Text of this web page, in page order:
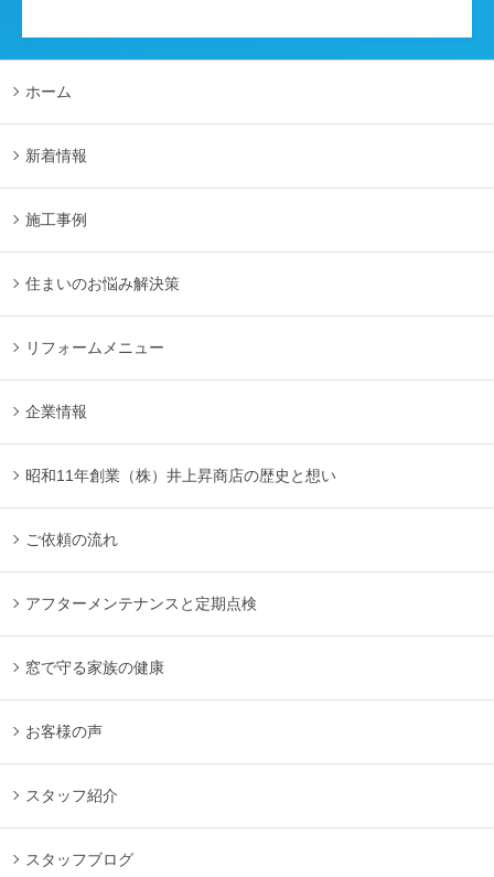
ホーム
新着情報
施工事例
住まいのお悩み解決策
リフォームメニュー
企業情報
昭和11年創業（株）井上昇商店の歴史と想い
ご依頼の流れ
アフターメンテナンスと定期点検
窓で守る家族の健康
お客様の声
スタッフ紹介
スタッフブログ